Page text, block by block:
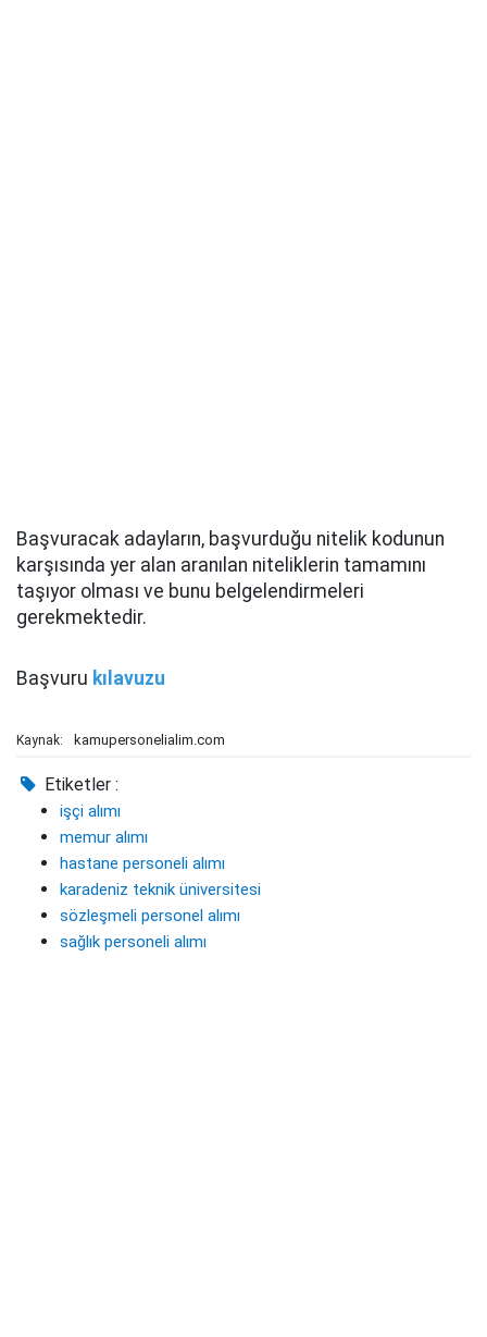
Başvuracak adayların, başvurduğu nitelik kodunun
karşısında yer alan aranılan niteliklerin tamamını
taşıyor olması ve bunu belgelendirmeleri
gerekmektedir.
Başvuru kılavuzu
Kaynak: kamupersonelialim.com
Etiketler :
işçi alımı
memur alımı
hastane personeli alımı
karadeniz teknik üniversitesi
sözleşmeli personel alımı
sağlık personeli alımı